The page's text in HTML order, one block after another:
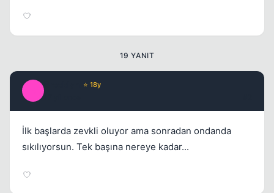
19 YANIT
⭐ 18y
İlk başlarda zevkli oluyor ama sonradan ondanda
sıkılıyorsun. Tek başına nereye kadar...